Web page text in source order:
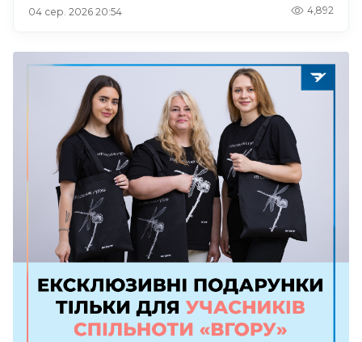
04 сер. 2026 20:54 4,892